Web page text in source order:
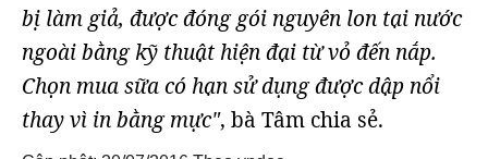
bị làm giả, được đóng gói nguyên lon tại nước
ngoài bằng kỹ thuật hiện đại từ vỏ đến nắp.
Chọn mua sữa có hạn sử dụng được dập nổi
thay vì in bằng mực", bà Tâm chia sẻ.